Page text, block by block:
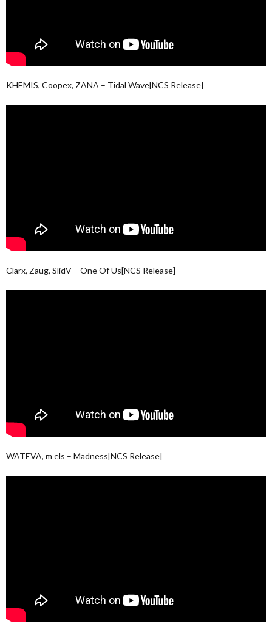
KHEMIS, Coopex, ZANA – Tidal Wave[NCS Release]
Clarx, Zaug, SlidV – One Of Us[NCS Release]
WATEVA, m els – Madness[NCS Release]